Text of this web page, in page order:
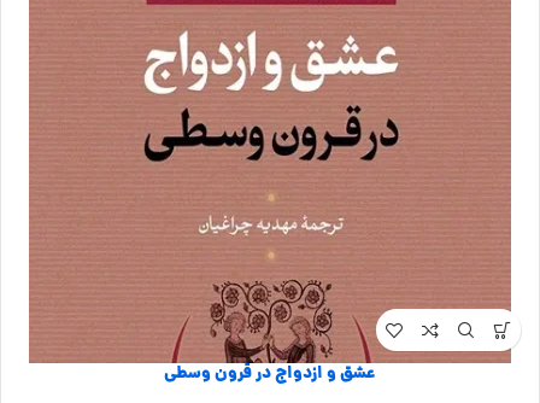
عشق و ازدواج در قرون وسطی